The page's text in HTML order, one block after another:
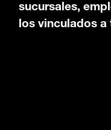
sucursales,
los vinculados